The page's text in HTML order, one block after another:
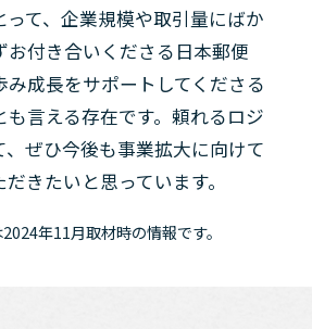
って、企業規模や取引量にばか
お付き合いくださる日本郵便
み成長をサポートしてくださる
も言える存在です。頼れるロジ
、ぜひ今後も事業拡大に向けて
きたいと思っています。
年11月取材時の情報です。